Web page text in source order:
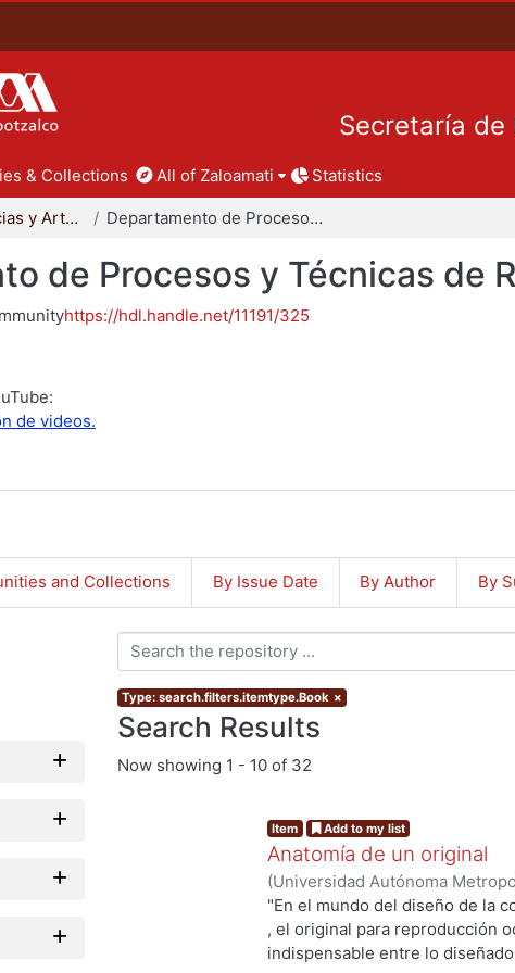
Secretaría de
& Collections All of Zaloamati Statistics
División de Ciencias y Artes para el Diseño Departamento de Procesos y Técnicas de Realización
de Procesos y Técnicas de
https://hdl.handle.net/11191/325
de videos.
and Collections By Issue Date By Author By
Type: search.filters.itemtype.Book ×
Search Results
Now showing 1 - 10 of 32
Item Add to my list
Anatomía de un original
(Universidad Autónoma
Artes para el Diseño,
Fuentes de la Vega, Francisco
"En el mundo del diseño de la
, el original para reproducción
indispensable entre lo